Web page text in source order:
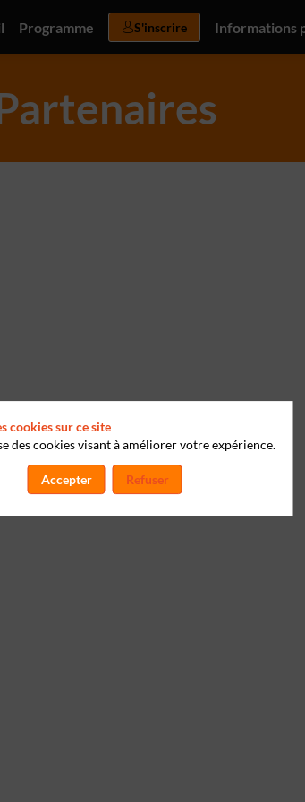
Programme S'inscrire Informations
cookies sur ce site
des cookies visant à améliorer votre expérience.
Accepter Refuser